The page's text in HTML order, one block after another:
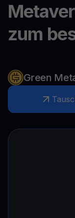
zum
Green